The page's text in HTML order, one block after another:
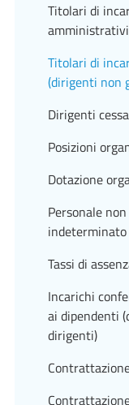
Titolari di
Titolari di
(dirigenti non
Dirigenti
Posizioni
Dotazione
Personale
indeterminato
Tassi di
Incarichi
ai dipendenti
dirigenti)